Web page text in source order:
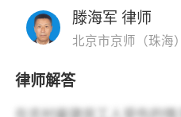
滕海军 律师
北京市京师（珠海
律师解答